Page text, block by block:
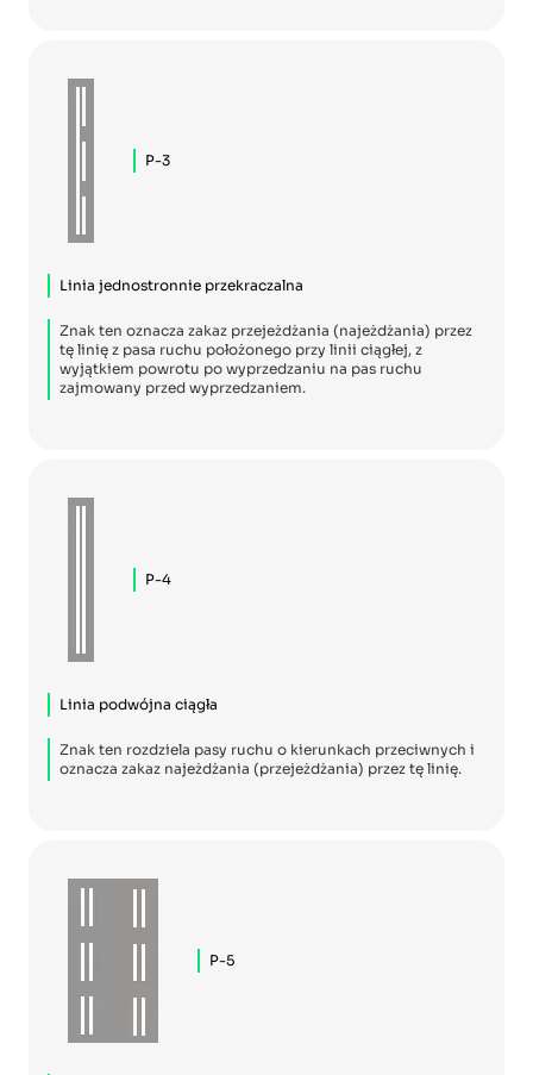
P-3
Linia jednostronnie przekraczalna
Znak ten oznacza zakaz przejeżdżania (najeżdżania) przez
tę linię z pasa ruchu położonego przy linii ciągłej, z
wyjątkiem powrotu po wyprzedzaniu na pas ruchu
zajmowany przed wyprzedzaniem.
P-4
Linia podwójna ciągła
Znak ten rozdziela pasy ruchu o kierunkach przeciwnych i
oznacza zakaz najeżdżania (przejeżdżania) przez tę linię.
P-5